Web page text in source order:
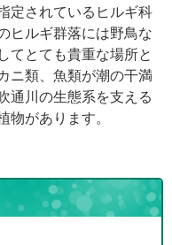
定されているヒルギ科
ヒルギ群落には野鳥な
てとても貴重な場所と
ニ類、魚類が潮の干満
通川の生態系を支える
があります。